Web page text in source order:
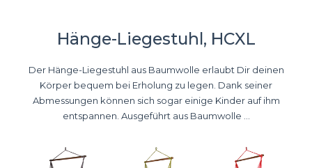
Hänge-Liegestuhl, HCXL
Der Hänge-Liegestuhl aus Baumwolle erlaubt Dir deinen
Körper bequem bei Erholung zu legen. Dank seiner
Abmessungen können sich sogar einige Kinder auf ihm
entspannen. Ausgeführt aus Baumwolle ...